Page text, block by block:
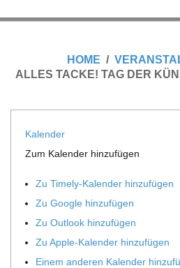
L
N
O
R
E
HOME
ALLES TACKE! TAG DER
Kalen­der
Zum Kalen­der hinzufügen
Zu Timely-Kalen­der hinzufügen
Zu Google hinzufügen
Zu Out­look hinzufügen
Zu Apple-Kalen­der hinzufügen
Einem ande­ren Kalen­der